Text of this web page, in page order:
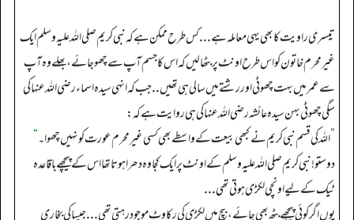
تیسری راویت کا بھی یہی معاملہ ہے ...کس طرح ممکن ہے کہ نبی کریم صلی اللہ علیہ وسلم ایک
غیر محرم خاتون کو اس طرح اونٹ پر بٹھا لیں کہ اس کا جسم آپ سے چھو جائے، بھلے وہ آپ
سے عمر میں بہت چھوٹی اور رشتے میں سالی ہی تھیں ..جب کہ انہی سیدہ اسماء رضی اللہ عنہا کی
سگی چھوٹی بہن سیدہ عائشہ رضی اللہ عنہا کی ہی روایت ہے کہ:
”اللہ کی قسم نبی کریم نے کبھی بیعت کے واسطے بھی کسی غیر محرم عورت کو نہیں چھوا۔“
دوستو! نبی کریم صلی اللہ علیہ وسلم کے اونٹ پر ایک کجاوہ دھرا ہوتا تھا اس کے پیچھے باقاعدہ
ٹیک کے لیے اونچی لکڑی ہوتی تھی ...
یوں اگر کوئی پیچھے بٹھ بھی جائے، بیچ میں لکڑی کی رکاوٹ موجود رہتی تھی ... جیسا کی بخاری